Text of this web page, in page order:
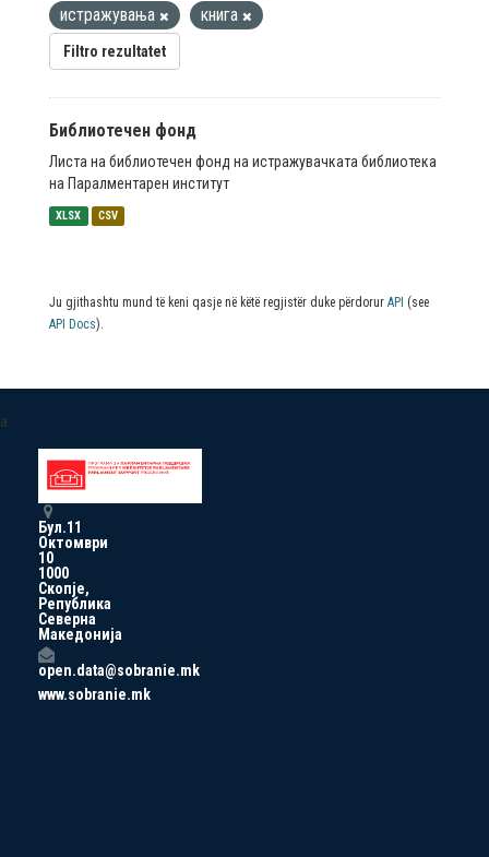
истражувања
книга
Filtro rezultatet
Библиотечен фонд
Листа на библиотечен фонд на истражувачката библиотека
на Паралментарен институт
XLSX CSV
Ju gjithashtu mund të keni qasje në këtë regjistër duke përdorur API (see
API Docs).
a
Бул.11
Октомври
10
1000
Скопје,
Република
Северна
Македонија
open.data@sobranie.mk
www.sobranie.mk